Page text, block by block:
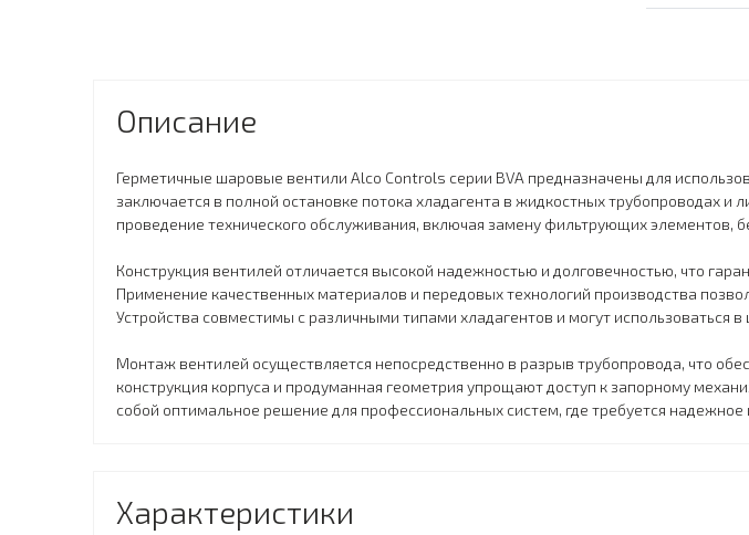
Описание
Герметичные шаровые вентили Alco Controls серии BVA предназначены для
заключается в полной остановке потока хладагента в жидкостных трубопроводах
проведение технического обслуживания, включая замену фильтрующих элементов,
Конструкция вентилей отличается высокой надежностью и долговечностью, что
Применение качественных материалов и передовых технологий производства
Устройства совместимы с различными типами хладагентов и могут использоваться
Монтаж вентилей осуществляется непосредственно в разрыв трубопровода, что
конструкция корпуса и продуманная геометрия упрощают доступ к запорному
собой оптимальное решение для профессиональных систем, где требуется
Характеристики